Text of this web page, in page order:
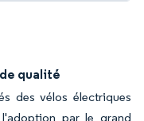
qualité
des vélos électriques
par le grand